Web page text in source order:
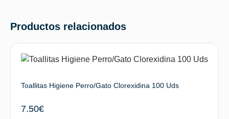
Productos relacionados
Toallitas Higiene Perro/Gato Clorexidina 100 Uds
7.50€